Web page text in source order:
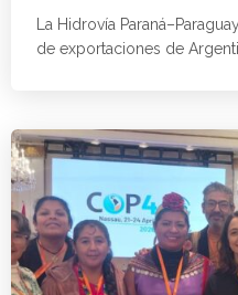
La Hidrovía
de exportaciones de